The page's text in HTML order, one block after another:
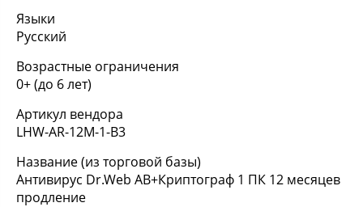
Языки
Русский
Возрастные ограничения
0+ (до 6 лет)
Артикул вендора
LHW-AR-12M-1-B3
Название (из торговой базы)
Антивирус Dr.Web АВ+Криптограф 1 ПК 12 месяцев
продление